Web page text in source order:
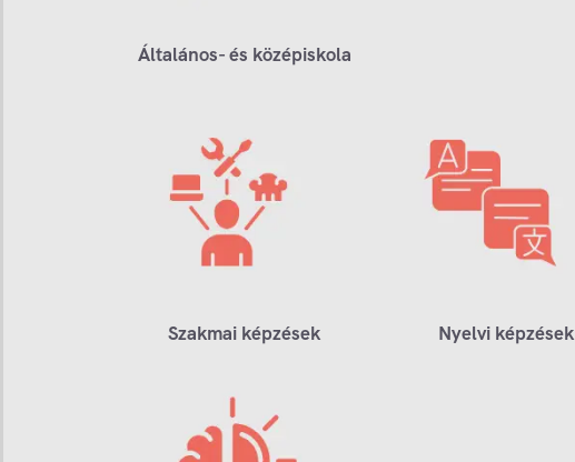
Általános- és középiskola
Szakmai képzések Nyelvi képzések